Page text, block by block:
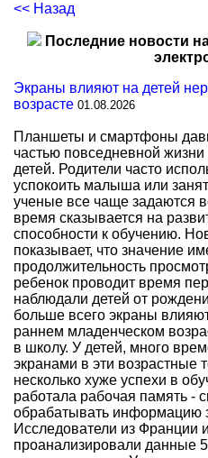
<< Назад
Последние новости
Экраны влияют на детей
возрасте 01.08.2026
Планшеты и смартфоны
частью повседневной
детей. Родители часто
успокоить малыша или
ученые все чаще задаются
время сказывается на
способности к обучению.
показывает, что значение
продолжительность
ребенок проводит время
наблюдали детей от
больше всего экраны
раннем младенческом
в школу. У детей, много
экранами в эти возрастные
несколько хуже успехи в
работала рабочая память -
обрабатывать информацию
Исследователи из Франции
проанализировали данные